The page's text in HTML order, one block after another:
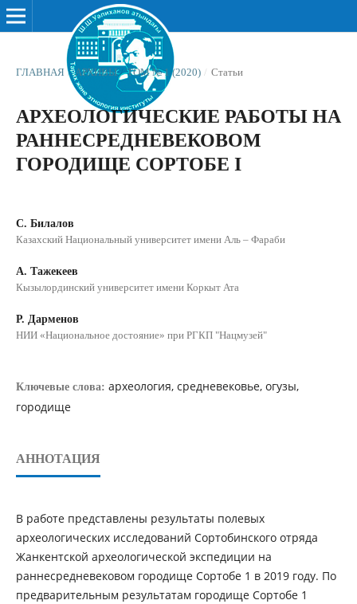
ГЛАВНАЯ / АРХИВЫ / ТОМ № 1 (2020) / Статьи
АРХЕОЛОГИЧЕСКИЕ РАБОТЫ НА
РАННЕСРЕДНЕВЕКОВОМ
ГОРОДИЩЕ СОРТОБЕ І
С. Билалов
Казахский Национальный университет имени Аль – Фараби
А. Тажекеев
Кызылординский университет имени Коркыт Ата
Р. Дарменов
НИИ «Национальное достояние» при РГКП "Нацмузей"
Ключевые слова: археология, средневековье, огузы,
городище
АННОТАЦИЯ
В работе представлены результаты полевых
археологических исследований Сортобинского отряда
Жанкентской археологической экспедиции на
раннесредневековом городище Сортобе 1 в 2019 году. По
предварительным результатам городище Сортобе 1